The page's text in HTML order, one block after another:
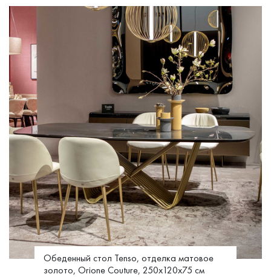
Обеденный стол Tenso, отделка матовое
золото, Orione Couture, 250x120x75 см